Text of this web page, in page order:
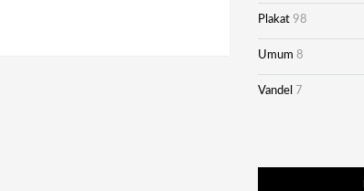
Plakat 98
Umum 8
Vandel 7